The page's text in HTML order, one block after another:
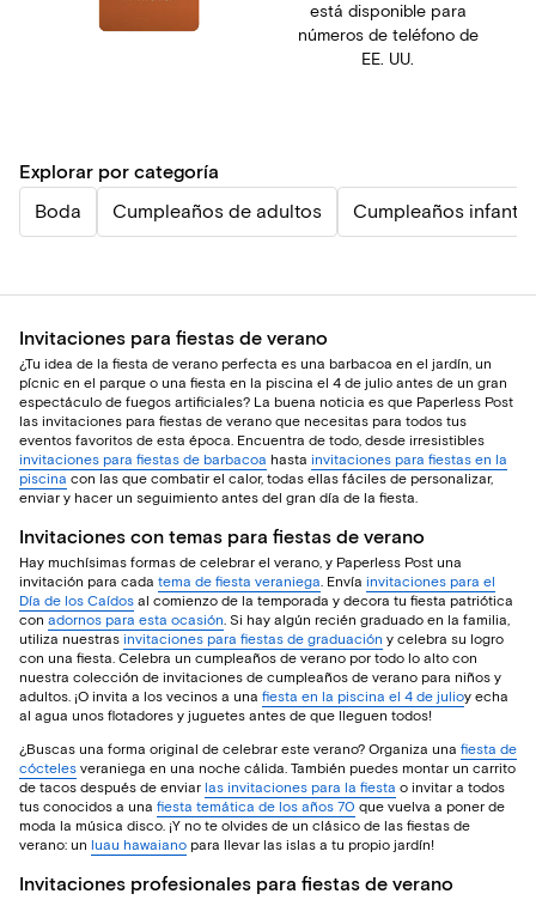
está disponible para
números de teléfono de
EE. UU.
Explorar por categoría
Boda
Cumpleaños de adultos Cumpleaños
Invitaciones para fiestas de verano
¿Tu idea de la fiesta de verano perfecta es una barbacoa en el jardín, un
pícnic en el parque o una fiesta en la piscina el 4 de julio antes de un gran
espectáculo de fuegos artificiales? La buena noticia es que Paperless Post
las invitaciones para fiestas de verano que necesitas para todos tus
eventos favoritos de esta época. Encuentra de todo, desde irresistibles
invitaciones para fiestas de barbacoa hasta invitaciones para fiestas en la
piscina con las que combatir el calor, todas ellas fáciles de personalizar,
enviar y hacer un seguimiento antes del gran día de la fiesta.
Invitaciones con temas para fiestas de verano
Hay muchísimas formas de celebrar el verano, y Paperless Post una
invitación para cada tema de fiesta veraniega. Envía invitaciones para el
Día de los Caídos al comienzo de la temporada y decora tu fiesta patriótica
con adornos para esta ocasión. Si hay algún recién graduado en la familia,
utiliza nuestras invitaciones para fiestas de graduación y celebra su logro
con una fiesta. Celebra un cumpleaños de verano por todo lo alto con
nuestra colección de invitaciones de cumpleaños de verano para niños y
adultos. ¡O invita a los vecinos a una fiesta en la piscina el 4 de julioy echa
al agua unos flotadores y juguetes antes de que lleguen todos!
¿Buscas una forma original de celebrar este verano? Organiza una fiesta de
cócteles veraniega en una noche cálida. También puedes montar un carrito
de tacos después de enviar las invitaciones para la fiesta o invitar a todos
tus conocidos a una fiesta temática de los años 70 que vuelva a poner de
moda la música disco. ¡Y no te olvides de un clásico de las fiestas de
verano: un luau hawaiano para llevar las islas a tu propio jardín!
Invitaciones profesionales para fiestas de verano